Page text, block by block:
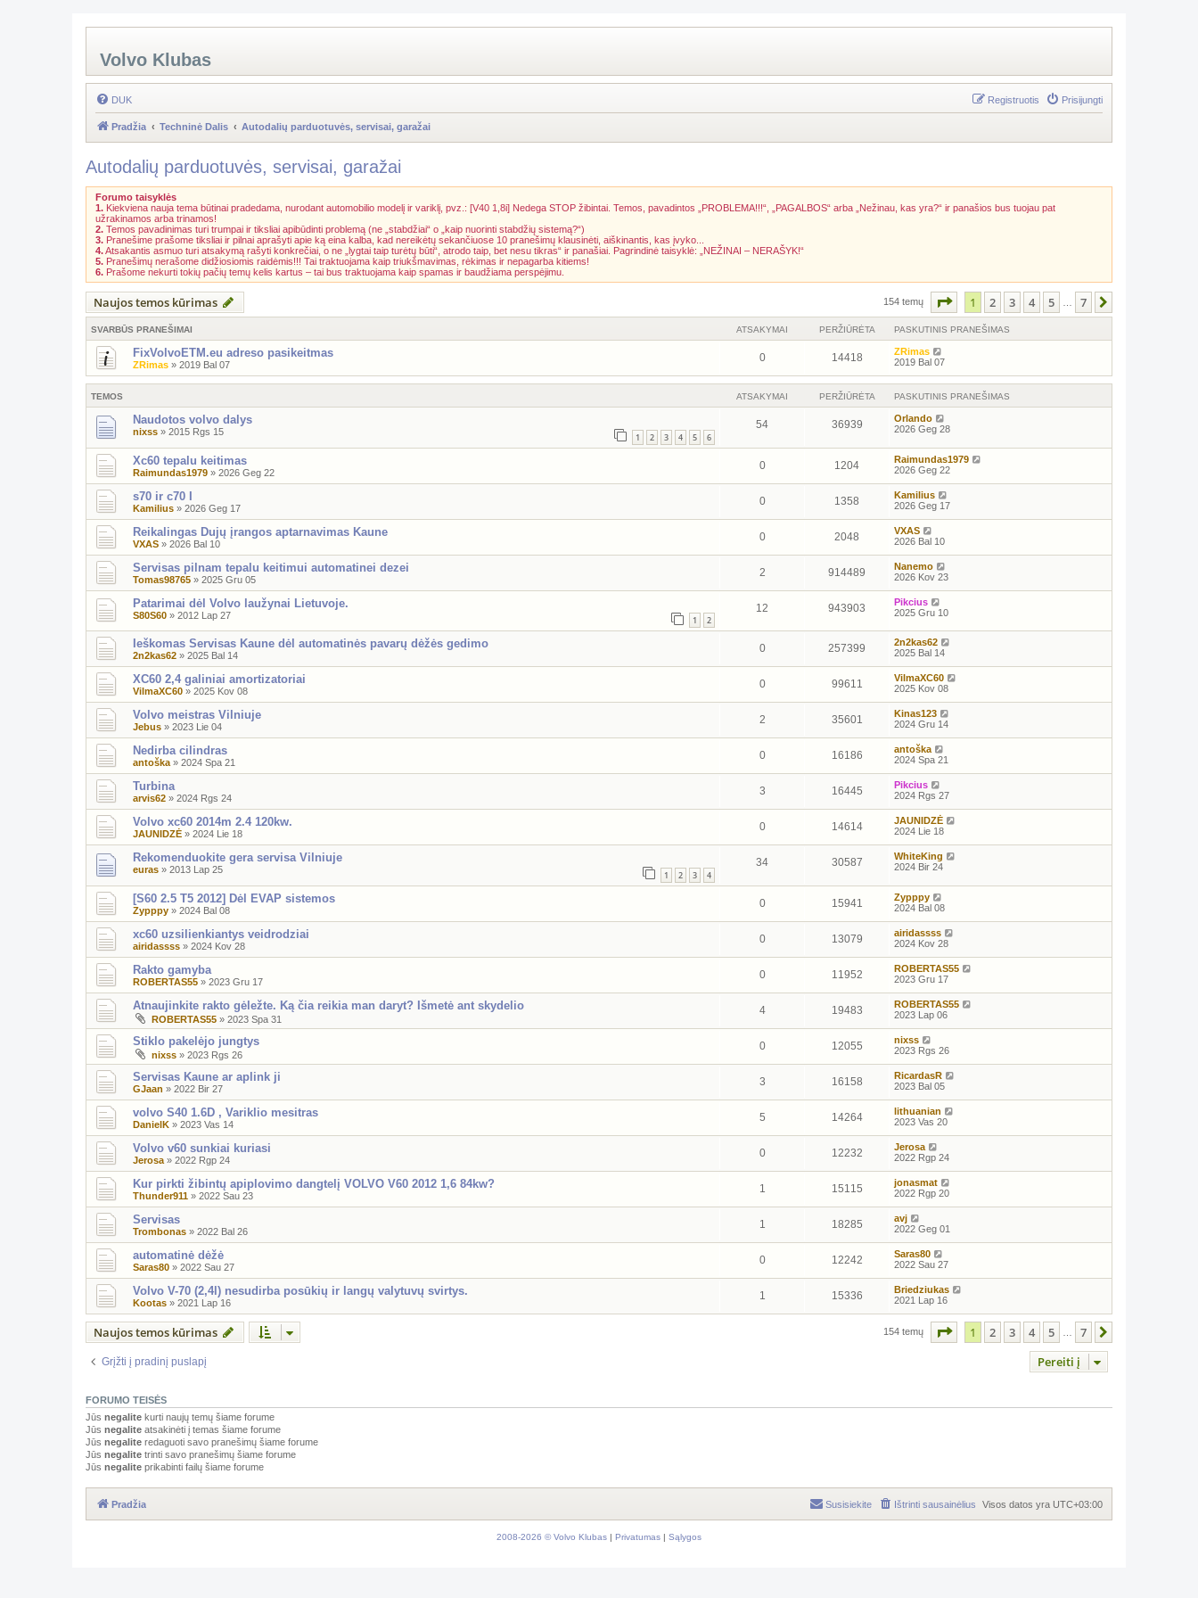
Volvo Klubas
DUK Prisijungti
Registruotis
Pradžia Techninė Dalis Autodalių parduotuvės, servisai, garažai
Autodalių parduotuvės, servisai, garažai
Forumo taisyklės
1. Kiekviena nauja tema būtinai pradedama, nurodant automobilio modelį ir variklį, pvz.: [V40 1,8i] Nedega STOP žibintai. Temos, pavadintos „PROBLEMA!!!“, „PAGALBOS“ arba „Nežinau, kas yra?“ ir panašios bus tuojau pat
užrakinamos arba trinamos!
2. Temos pavadinimas turi trumpai ir tiksliai apibūdinti problemą (ne „stabdžiai“ o „kaip nuorinti stabdžių sistemą?“)
3. Pranešime prašome tiksliai ir pilnai aprašyti apie ką eina kalba, kad nereikėtų sekančiuose 10 pranešimų klausinėti, aiškinantis, kas įvyko...
4.Atsakantis asmuo turi atsakymą rašyti konkrečiai, o ne „lygtai taip turėtų būti“, atrodo taip, bet nesu tikras“ ir panašiai. Pagrindinė taisyklė: „NEŽINAI – NERAŠYK!“
5. Pranešimų nerašome didžiosiomis raidėmis!!! Tai traktuojama kaip triukšmavimas, rėkimas ir nepagarba kitiems!
6. Prašome nekurti tokių pačių temų kelis kartus – tai bus traktuojama kaip spamas ir baudžiama perspėjimu.
Naujos temos kūrimas 154 temų Puslapis iš
1 2 3 4 5 7
SVARBŪS PRANEŠIMAI ATSAKYMAI PERŽIŪRĖTA PASKUTINIS PRANEŠIMAS
FixVolvoETM.eu adreso pasikeitmas
ZRimas » 2019 Bal 07
0 14418
ZRimas
2019 Bal 07
TEMOS ATSAKYMAI PERŽIŪRĖTA PASKUTINIS PRANEŠIMAS
Naudotos volvo dalys
nixss » 2015 Rgs 15 1 2 3 4 5 6
54 36939
Orlando
2026 Geg 28
Xc60 tepalu keitimas
Raimundas1979 » 2026 Geg 22
0 1204
Raimundas1979
2026 Geg 22
s70 ir c70 I
Kamilius » 2026 Geg 17
0 1358
Kamilius
2026 Geg 17
Reikalingas Dujų įrangos aptarnavimas Kaune
VXAS » 2026 Bal 10
0 2048
VXAS
2026 Bal 10
Servisas pilnam tepalu keitimui automatinei dezei
Tomas98765 » 2025 Gru 05
2 914489
Nanemo
2026 Kov 23
Patarimai dėl Volvo laužynai Lietuvoje.
S80S60 » 2012 Lap 27 1 2
12 943903
Pikcius
2025 Gru 10
Ieškomas Servisas Kaune dėl automatinės pavarų dėžės gedimo
2n2kas62 » 2025 Bal 14
0 257399
2n2kas62
2025 Bal 14
XC60 2,4 galiniai amortizatoriai
VilmaXC60 » 2025 Kov 08
0 99611
VilmaXC60
2025 Kov 08
Volvo meistras Vilniuje
Jebus » 2023 Lie 04
2 35601
Kinas123
2024 Gru 14
Nedirba cilindras
antoška » 2024 Spa 21
0 16186
antoška
2024 Spa 21
Turbina
arvis62 » 2024 Rgs 24
3 16445
Pikcius
2024 Rgs 27
Volvo xc60 2014m 2.4 120kw.
JAUNIDZĖ » 2024 Lie 18
0 14614
JAUNIDZĖ
2024 Lie 18
Rekomenduokite gera servisa Vilniuje
euras » 2013 Lap 25 1 2 3 4
34 30587
WhiteKing
2024 Bir 24
[S60 2.5 T5 2012] Dėl EVAP sistemos
Zypppy » 2024 Bal 08
0 15941
Zypppy
2024 Bal 08
xc60 uzsilienkiantys veidrodziai
airidassss » 2024 Kov 28
0 13079
airidassss
2024 Kov 28
Rakto gamyba
ROBERTAS55 » 2023 Gru 17
0 11952
ROBERTAS55
2023 Gru 17
Atnaujinkite rakto gėležte. Ką čia reikia man daryt? Išmetė ant skydelio
ROBERTAS55 » 2023 Spa 31
4 19483
ROBERTAS55
2023 Lap 06
Stiklo pakelėjo jungtys
nixss » 2023 Rgs 26
0 12055
nixss
2023 Rgs 26
Servisas Kaune ar aplink ji
GJaan » 2022 Bir 27
3 16158
RicardasR
2023 Bal 05
volvo S40 1.6D , Variklio mesitras
DanielK » 2023 Vas 14
5 14264
lithuanian
2023 Vas 20
Volvo v60 sunkiai kuriasi
Jerosa » 2022 Rgp 24
0 12232
Jerosa
2022 Rgp 24
Kur pirkti žibintų apiplovimo dangtelį VOLVO V60 2012 1,6 84kw?
Thunder911 » 2022 Sau 23
1 15115
jonasmat
2022 Rgp 20
Servisas
Trombonas » 2022 Bal 26
1 18285
avj
2022 Geg 01
automatinė dėžė
Saras80 » 2022 Sau 27
0 12242
Saras80
2022 Sau 27
Volvo V-70 (2,4l) nesudirba posūkių ir langų valytuvų svirtys.
Kootas » 2021 Lap 16
1 15336
Briedziukas
2021 Lap 16
Naujos temos kūrimas 154 temų Puslapis iš
1 2 3 4 5 7
Grįžti į pradinį puslapį Pereiti į
FORUMO TEISĖS
Jūs negalite kurti naujų temų šiame forume
Jūs negalite atsakinėti į temas šiame forume
Jūs negalite redaguoti savo pranešimų šiame forume
Jūs negalite trinti savo pranešimų šiame forume
Jūs negalite prikabinti failų šiame forume
Pradžia Visos datos yra UTC+03:00
Ištrinti sausainėlius
Susisiekite
2008-2026 © Volvo Klubas Privatumas Sąlygos